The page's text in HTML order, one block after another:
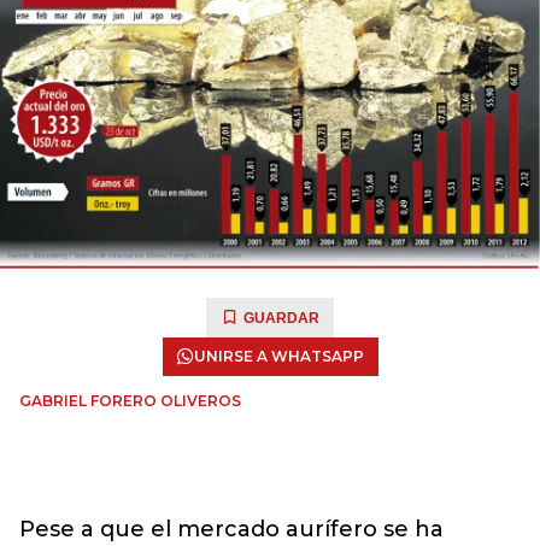
GUARDAR
UNIRSE A WHATSAPP
GABRIEL FORERO OLIVEROS
Pese a que el mercado aurífero se ha